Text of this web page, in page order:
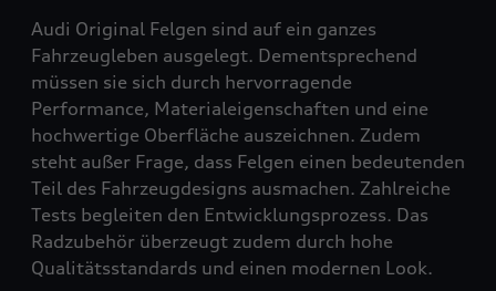
Audi Original Felgen sind auf ein ganzes
Fahrzeugleben ausgelegt. Dementsprechend
müssen sie sich durch hervorragende
Performance, Materialeigenschaften und eine
hochwertige Oberfläche auszeichnen. Zudem
steht außer Frage, dass Felgen einen bedeutenden
Teil des Fahrzeugdesigns ausmachen. Zahlreiche
Tests begleiten den Entwicklungsprozess. Das
Radzubehör überzeugt zudem durch hohe
Qualitätsstandards und einen modernen Look.